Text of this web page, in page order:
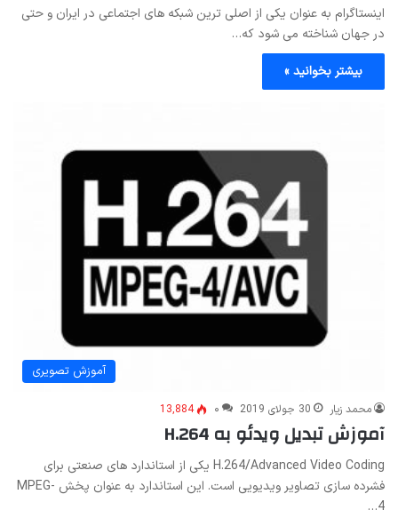
اینستاگرام به عنوان یکی از اصلی ترین شبکه های اجتماعی در ایران و حتی
در جهان شناخته می شود که…
بیشتر بخوانید »
آموزش تصویری
محمد زیار 30 جولای 2019 ۰ 13,884
آموزش تبدیل ویدئو به H.264
H.264/Advanced Video Coding یکی از استاندارد های صنعتی برای
فشرده سازی تصاویر ویدیویی است. این استاندارد به عنوان پخش MPEG-
4…